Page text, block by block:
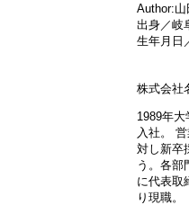
Author:山
出身／岐
生年月日
株式会
1989年
入社。
対し新卒
う。各部
に代表取
り現職。